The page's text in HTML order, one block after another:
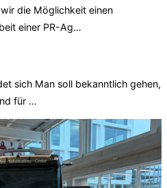
die Möglichkeit einen
einer PR-Ag…
sich Man soll bekanntlich gehen,
für …